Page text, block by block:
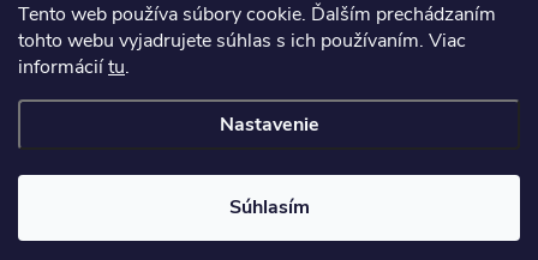
Tento web používa súbory cookie. Ďalším prechádzaním
tohto webu vyjadrujete súhlas s ich používaním. Viac
informáciítu.
Nastavenie
Súhlasím
Copyright 2026GIGANT Slovakia. Všetky práva vyhradené.